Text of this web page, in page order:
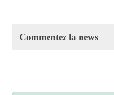
Commentez la news